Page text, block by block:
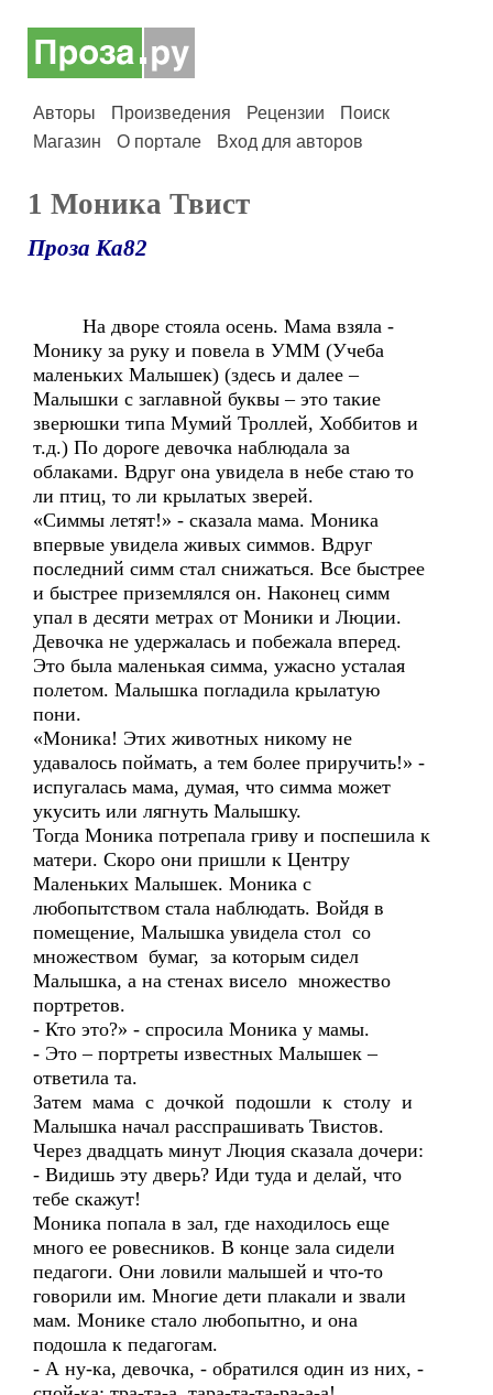
Авторы Произведения Рецензии
Поиск
Магазин
О портале Вход для авторов
1 Моника Твист
Проза Ка82
На дворе стояла осень. Мама взяла -
Монику за руку и повела в УММ (Учеба
маленьких Малышек) (здесь и далее –
Малышки с заглавной буквы – это такие
зверюшки типа Мумий Троллей, Хоббитов и
т.д.) По дороге девочка наблюдала за
облаками. Вдруг она увидела в небе стаю то
ли птиц, то ли крылатых зверей.
«Симмы летят!» - сказала мама. Моника
впервые увидела живых симмов. Вдруг
последний симм стал снижаться. Все быстрее
и быстрее приземлялся он. Наконец симм
упал в десяти метрах от Моники и Люции.
Девочка не удержалась и побежала вперед.
Это была маленькая симма, ужасно усталая
полетом. Малышка погладила крылатую
пони.
«Моника! Этих животных никому не
удавалось поймать, а тем более приручить!» -
испугалась мама, думая, что симма может
укусить или лягнуть Малышку.
Тогда Моника потрепала гриву и поспешила к
матери. Скоро они пришли к Центру
Маленьких Малышек. Моника с
любопытством стала наблюдать. Войдя в
помещение, Малышка увидела стол со
множеством бумаг, за которым сидел
Малышка, а на стенах висело множество
портретов.
- Кто это?» - спросила Моника у мамы.
- Это – портреты известных Малышек –
ответила та.
Затем мама с дочкой подошли к столу и
Малышка начал расспрашивать Твистов.
Через двадцать минут Люция сказала дочери:
- Видишь эту дверь? Иди туда и делай, что
тебе скажут!
Моника попала в зал, где находилось еще
много ее ровесников. В конце зала сидели
педагоги. Они ловили малышей и что-то
говорили им. Многие дети плакали и звали
мам. Монике стало любопытно, и она
подошла к педагогам.
- А ну-ка, девочка, - обратился один из них, -